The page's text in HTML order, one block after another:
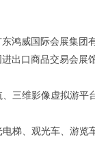
威国际会展集团有
出口商品交易会展
三维影像虚拟游
梯、观光车、游